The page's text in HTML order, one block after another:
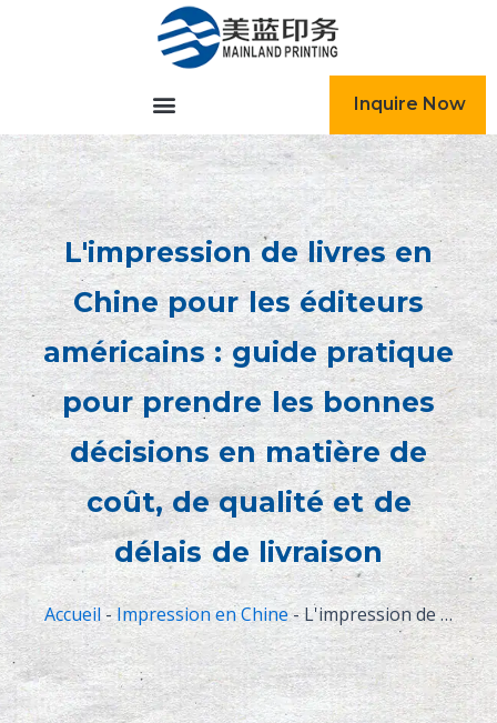
Inquire Now
L'impression de livres en
Chine pour les éditeurs
américains : guide pratique
pour prendre les bonnes
décisions en matière de
coût, de qualité et de
délais de livraison
Accueil-Impression en Chine- L'impression de livres en Chine pour les éditeurs américains : guide pratique pour prendre les bonnes décisions en matière de coût, de qualité et de délais de livraison